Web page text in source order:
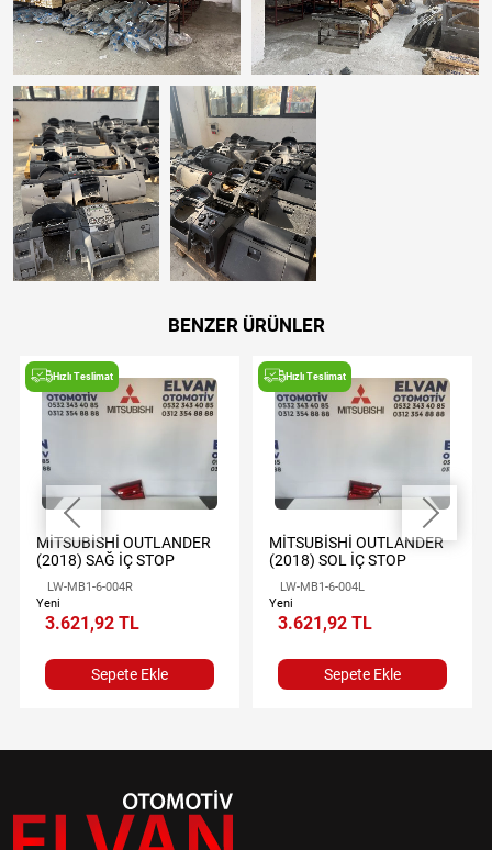
BENZER ÜRÜNLER
Hızlı Teslimat
MİTSUBİSHİ OUTLANDER
(2018) SAĞ İÇ STOP
LW-MB1-6-004R
Yeni
3.621,92 TL
Sepete Ekle
Hızlı Teslimat
MİTSUBİSHİ OUTLANDER
(2018) SOL İÇ STOP
LW-MB1-6-004L
Yeni
3.621,92 TL
Sepete Ekle